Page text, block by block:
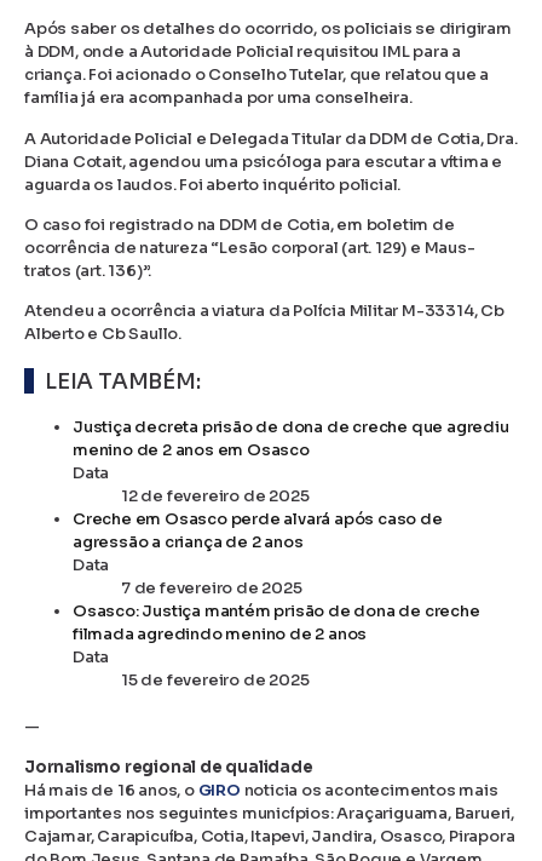
Após saber os detalhes do ocorrido, os policiais se dirigiram
à DDM, onde a Autoridade Policial requisitou IML para a
criança. Foi acionado o Conselho Tutelar, que relatou que a
família já era acompanhada por uma conselheira.
A Autoridade Policial e Delegada Titular da DDM de Cotia, Dra.
Diana Cotait, agendou uma psicóloga para escutar a vítima e
aguarda os laudos. Foi aberto inquérito policial.
O caso foi registrado na DDM de Cotia, em boletim de
ocorrência de natureza “Lesão corporal (art. 129) e Maus-
tratos (art. 136)”.
Atendeu a ocorrência a viatura da Polícia Militar M-33314, Cb
Alberto e Cb Saullo.
LEIA TAMBÉM:
Justiça decreta prisão de dona de creche que agrediu
menino de 2 anos em Osasco
Data
12 de fevereiro de 2025
Creche em Osasco perde alvará após caso de
agressão a criança de 2 anos
Data
7 de fevereiro de 2025
Osasco: Justiça mantém prisão de dona de creche
filmada agredindo menino de 2 anos
Data
15 de fevereiro de 2025
—
Jornalismo regional de qualidade
Há mais de 16 anos, o GIRO noticia os acontecimentos mais
importantes nos seguintes municípios: Araçariguama, Barueri,
Cajamar, Carapicuíba, Cotia, Itapevi, Jandira, Osasco, Pirapora